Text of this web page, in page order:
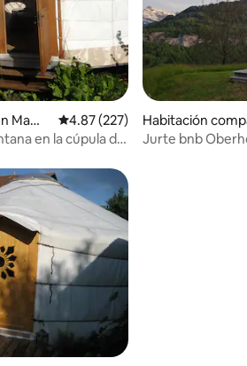
reseñas
Mam
Calificación promedio: 4.87 de
4.87 (227)
en la cúpula del
Habitación
sberg
Jurte bnb